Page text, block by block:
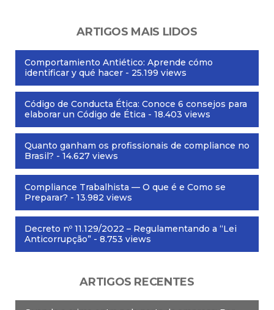
ARTIGOS MAIS LIDOS
Comportamiento Antiético: Aprende cómo
identificar y qué hacer - 25.199 views
Código de Conducta Ética: Conoce 6 consejos para
elaborar un Código de Ética - 18.403 views
Quanto ganham os profissionais de compliance no
Brasil? - 14.627 views
Compliance Trabalhista — O que é e Como se
Preparar? - 13.982 views
Decreto nº 11.129/2022 – Regulamentando a “Lei
Anticorrupção” - 8.753 views
ARTIGOS RECENTES